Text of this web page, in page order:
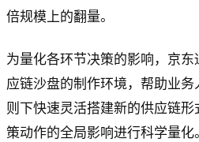
倍规模上的翻量。
为量化各环节决策的影响，京
应链沙盘的制作环境，帮助业
则下快速灵活搭建新的供应链
策动作的全局影响进行科学量化